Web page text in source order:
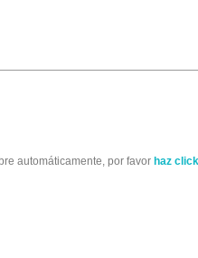
automáticamente, por favor haz